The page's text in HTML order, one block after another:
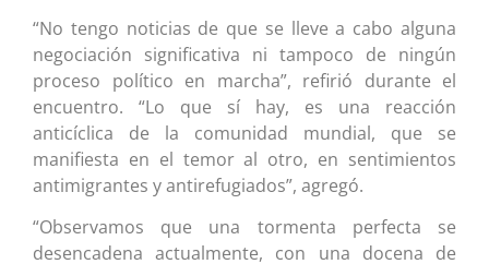
“No tengo noticias de que se lleve a cabo alguna
negociación significativa ni tampoco de ningún
proceso político en marcha”, refirió durante el
encuentro. “Lo que sí hay, es una reacción
anticíclica de la comunidad mundial, que se
manifiesta en el temor al otro, en sentimientos
antimigrantes y antirefugiados”, agregó.
“Observamos que una tormenta perfecta se
desencadena actualmente, con una docena de